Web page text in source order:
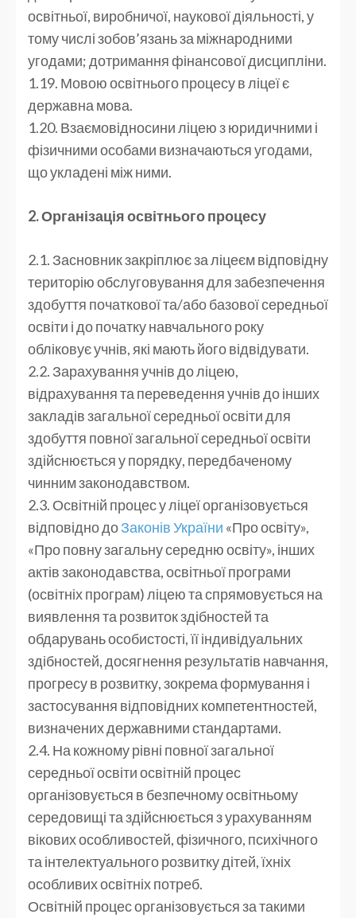
освітньої, виробничої, наукової діяльності, у
тому числі зобов’язань за міжнародними
угодами; дотримання фінансової дисципліни.
1.19. Мовою освітнього процесу в ліцеї є
державна мова.
1.20. Взаємовідносини ліцею з юридичними і
фізичними особами визначаються угодами,
що укладені між ними.
2. Організація освітнього процесу
2.1. Засновник закріплює за ліцеєм відповідну
територію обслуговування для забезпечення
здобуття початкової та/або базової середньої
освіти і до початку навчального року
обліковує учнів, які мають його відвідувати.
2.2. Зарахування учнів до ліцею,
відрахування та переведення учнів до інших
закладів загальної середньої освіти для
здобуття повної загальної середньої освіти
здійснюється у порядку, передбаченому
чинним законодавством.
2.3. Освітній процес у ліцеї організовується
відповідно доЗаконів України «Про освіту»,
«Про повну загальну середню освіту», інших
актів законодавства, освітньої програми
(освітніх програм) ліцею та спрямовується на
виявлення та розвиток здібностей та
обдарувань особистості, її індивідуальних
здібностей, досягнення результатів навчання,
прогресу в розвитку, зокрема формування і
застосування відповідних компетентностей,
визначених державними стандартами.
2.4. На кожному рівні повної загальної
середньої освіти освітній процес
організовується в безпечному освітньому
середовищі та здійснюється з урахуванням
вікових особливостей, фізичного, психічного
та інтелектуального розвитку дітей, їхніх
особливих освітніх потреб.
Освітній процес організовується за такими